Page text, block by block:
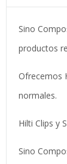
Sino
productos
Ofrecemos
normales.
Hilti Clips y
Sino